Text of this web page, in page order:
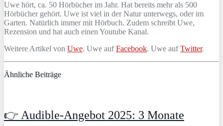
Uwe hört, ca. 50 Hörbücher im Jahr. Hat bereits mehr als 500
Hörbücher gehört. Uwe ist viel in der Natur unterwegs, oder im
Garten. Natürlich immer mit Hörbuch. Zudem schreibt Uwe,
Rezension und hat auch einen Youtube Kanal.
Weitere Artikel von Uwe. Uwe aufFacebook. Uwe aufTwitter.
Ähnliche Beiträge
👉 Audible-Angebot 2025: 3 Monate